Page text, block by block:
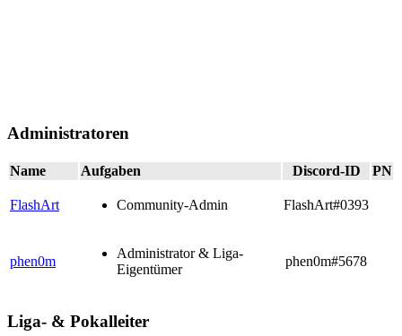
Administratoren
Name Aufgaben Discord-ID PN
FlashArt Community-Admin FlashArt#0393
phen0m
Administrator & Liga-
Eigentümer
phen0m#5678
Liga- & Pokalleiter